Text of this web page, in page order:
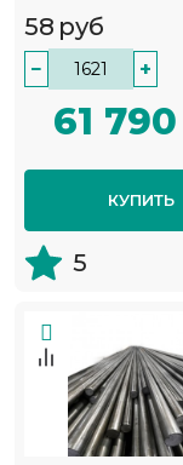
58 руб
− +
61 790
КУПИТЬ
5